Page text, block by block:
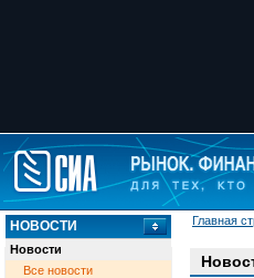
Главная
НОВОСТИ
Новости
Все новости